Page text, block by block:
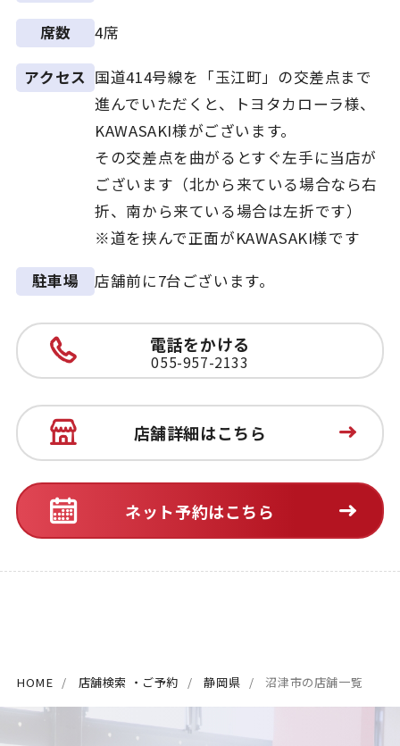
席数 4席
アクセス 国道414号線を「玉江町」の交差点まで
進んでいただくと、トヨタカローラ様、
KAWASAKI様がございます。
その交差点を曲がるとすぐ左手に当店が
ございます（北から来ている場合なら右
折、南から来ている場合は左折です）
※道を挟んで正面がKAWASAKI様です
駐車場 店舗前に7台ございます。
電話をかける
055-957-2133
店舗詳細はこちら
ネット予約はこちら
HOME 店舗検索 ・ご予約 静岡県 沼津市の店舗一覧